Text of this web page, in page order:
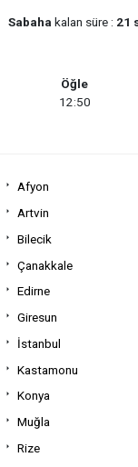
Sabaha kalan süre : 21
Öğle
12:50
Afyon
Artvin
Bilecik
Çanakkale
Edirne
Giresun
İstanbul
Kastamonu
Konya
Muğla
Rize